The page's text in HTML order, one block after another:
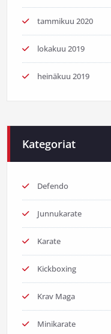
tammikuu 2020
lokakuu 2019
heinäkuu 2019
Kategoriat
Defendo
Junnukarate
Karate
Kickboxing
Krav Maga
Minikarate